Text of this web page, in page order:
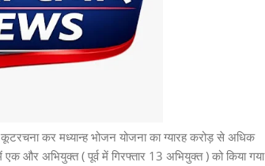
कूटरचना कर मध्यान्ह भोजन योजना का ग्यारह करोड़ से अधिक
और अभियुक्त ( पूर्व में गिरफ्तार 13 अभियुक्त ) को किया गया